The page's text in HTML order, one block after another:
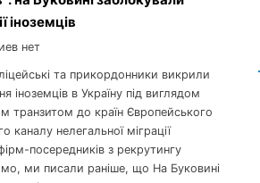
іноземців
нет
та прикордонники викрили
іноземців в Україну під виглядом
транзитом до країн Європейського
нелегальної міграції
посередників з рекрутингу
ми писали раніше, що На Буковині